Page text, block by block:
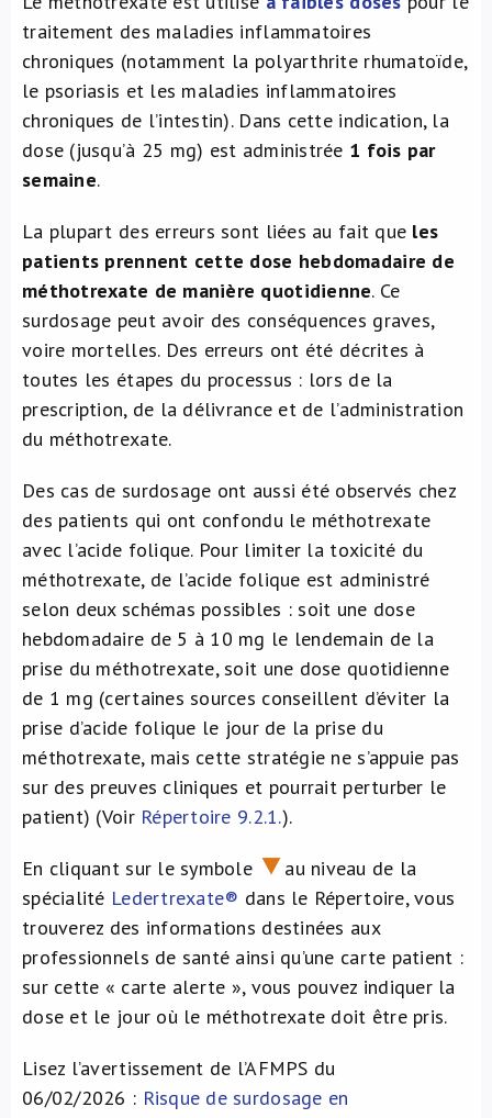
traitement des maladies inflammatoires
chroniques (notamment la polyarthrite rhumatoïde,
le psoriasis et les maladies inflammatoires
chroniques de l’intestin). Dans cette indication, la
dose (jusqu’à 25 mg) est administrée 1 fois par
semaine.
La plupart des erreurs sont liées au fait que les
patients prennent cette dose hebdomadaire de
méthotrexate de manière quotidienne. Ce
surdosage peut avoir des conséquences graves,
voire mortelles. Des erreurs ont été décrites à
toutes les étapes du processus : lors de la
prescription, de la délivrance et de l’administration
du méthotrexate.
Des cas de surdosage ont aussi été observés chez
des patients qui ont confondu le méthotrexate
avec l’acide folique. Pour limiter la toxicité du
méthotrexate, de l’acide folique est administré
selon deux schémas possibles : soit une dose
hebdomadaire de 5 à 10 mg le lendemain de la
prise du méthotrexate, soit une dose quotidienne
de 1 mg (certaines sources conseillent d’éviter la
prise d’acide folique le jour de la prise du
méthotrexate, mais cette stratégie ne s’appuie pas
sur des preuves cliniques et pourrait perturber le
patient) (Voir Répertoire 9.2.1.).
En cliquant sur le symbole
au niveau de la
spécialité Ledertrexate® dans le Répertoire, vous
trouverez des informations destinées aux
professionnels de santé ainsi qu’une carte patient :
sur cette « carte alerte », vous pouvez indiquer la
dose et le jour où le méthotrexate doit être pris.
Lisez l’avertissement de l’AFMPS du
06/02/2026 : Risque de surdosage en